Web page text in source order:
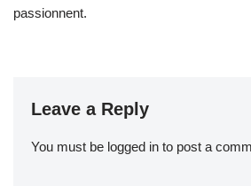
passionnent.
Leave a Reply
You must be logged in to post a